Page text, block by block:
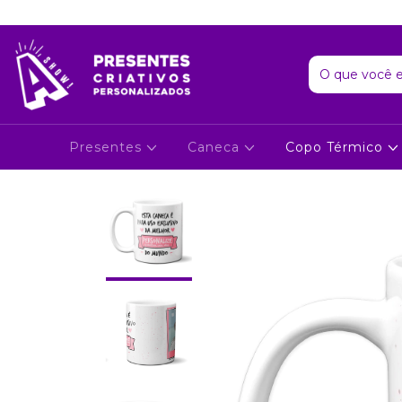
Presentes Caneca Copo Térmico